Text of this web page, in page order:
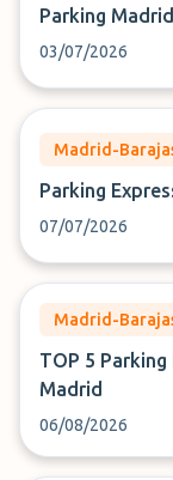
Parking
03/07/2026
Madrid-
Parking
07/07/2026
Madrid-
TOP 5
Madrid
06/08/2026